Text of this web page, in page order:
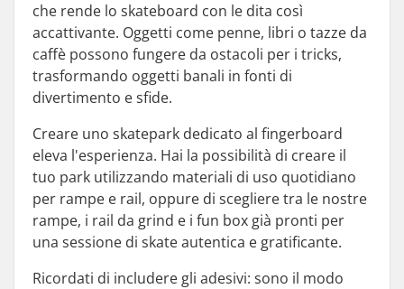
che rende lo skateboard con le dita così
accattivante. Oggetti come penne, libri o tazze da
caffè possono fungere da ostacoli per i tricks,
trasformando oggetti banali in fonti di
divertimento e sfide.
Creare uno skatepark dedicato al fingerboard
eleva l'esperienza. Hai la possibilità di creare il
tuo park utilizzando materiali di uso quotidiano
per rampe e rail, oppure di scegliere tra le nostre
rampe, i rail da grind e i fun box già pronti per
una sessione di skate autentica e gratificante.
Ricordati di includere gli adesivi: sono il modo